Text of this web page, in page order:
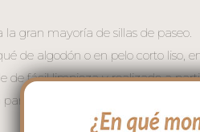
gran mayoría de sillas de paseo.
de algodón o en pelo corto liso,
fácil limpieza y realizado a
mayor confort del bebé y